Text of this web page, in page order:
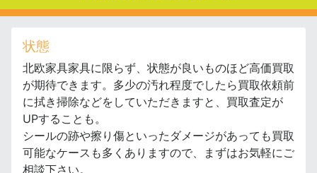
状態
北欧家具家具に限らず、状態が良いものほど高価買取
が期待できます。多少の汚れ程度でしたら買取依頼前
に拭き掃除などをしていただきますと、買取査定が
UPすることも。
シールの跡や擦り傷といったダメージがあっても買取
可能なケースも多くありますので、まずはお気軽にご
相談下さい。